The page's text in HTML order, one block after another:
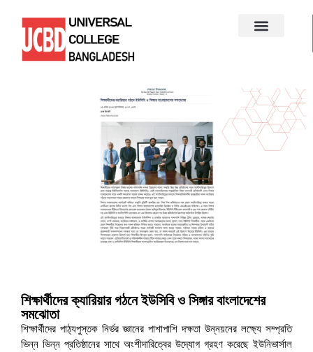
শিক্ষার্থীদের ক্যারিয়ার গঠনে ইউসিবি ও সিঙ্গার বাংলাদেশের
সমঝোতা
শিক্ষার্থীদের পাঠ্যপুস্তক নির্ভর জ্ঞানের পাশাপাশি দক্ষতা উন্নয়নের লক্ষ্যে সম্প্রতি
ভিন্ন ভিন্ন প্রতিষ্ঠানের সাথে অংশীদারিত্বের উদ্যোগ গ্রহণ করেছে ইউনিভার্সাল